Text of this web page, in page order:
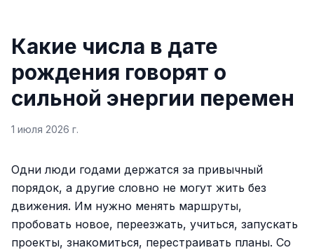
Какие числа в дате
рождения говорят о
сильной энергии перемен
1 июля 2026 г.
Одни люди годами держатся за привычный
порядок, а другие словно не могут жить без
движения. Им нужно менять маршруты,
пробовать новое, переезжать, учиться, запускать
проекты, знакомиться, перестраивать планы. Со